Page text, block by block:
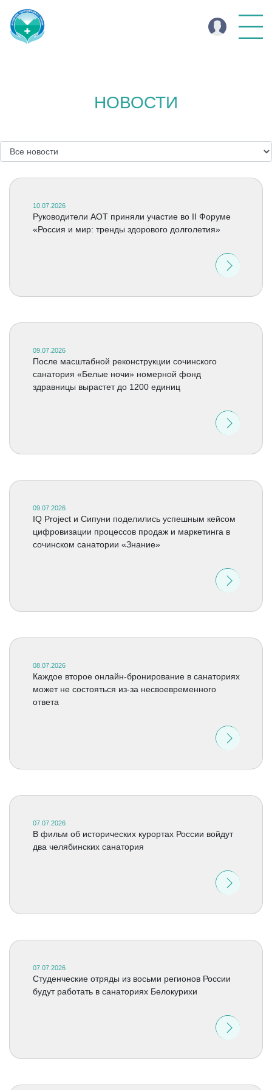
НОВОСТИ
10.07.2026
Руководители АОТ приняли участие во II Форуме
«Россия и мир: тренды здорового долголетия»
09.07.2026
После масштабной реконструкции сочинского
санатория «Белые ночи» номерной фонд
здравницы вырастет до 1200 единиц
09.07.2026
IQ Project и Сипуни поделились успешным кейсом
цифровизации процессов продаж и маркетинга в
сочинском санатории «Знание»
08.07.2026
Каждое второе онлайн-бронирование в санаториях
может не состояться из-за несвоевременного
ответа
07.07.2026
В фильм об исторических курортах России войдут
два челябинских санатория
07.07.2026
Студенческие отряды из восьми регионов России
будут работать в санаториях Белокурихи